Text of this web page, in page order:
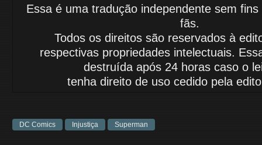
Essa é uma tradução independente sem
fãs.
Todos os direitos são reservados à
respectivas propriedades intelectuais.
destruída após 24 horas caso o
tenha direito de uso cedido pela
DC Comics Injustiça Superman